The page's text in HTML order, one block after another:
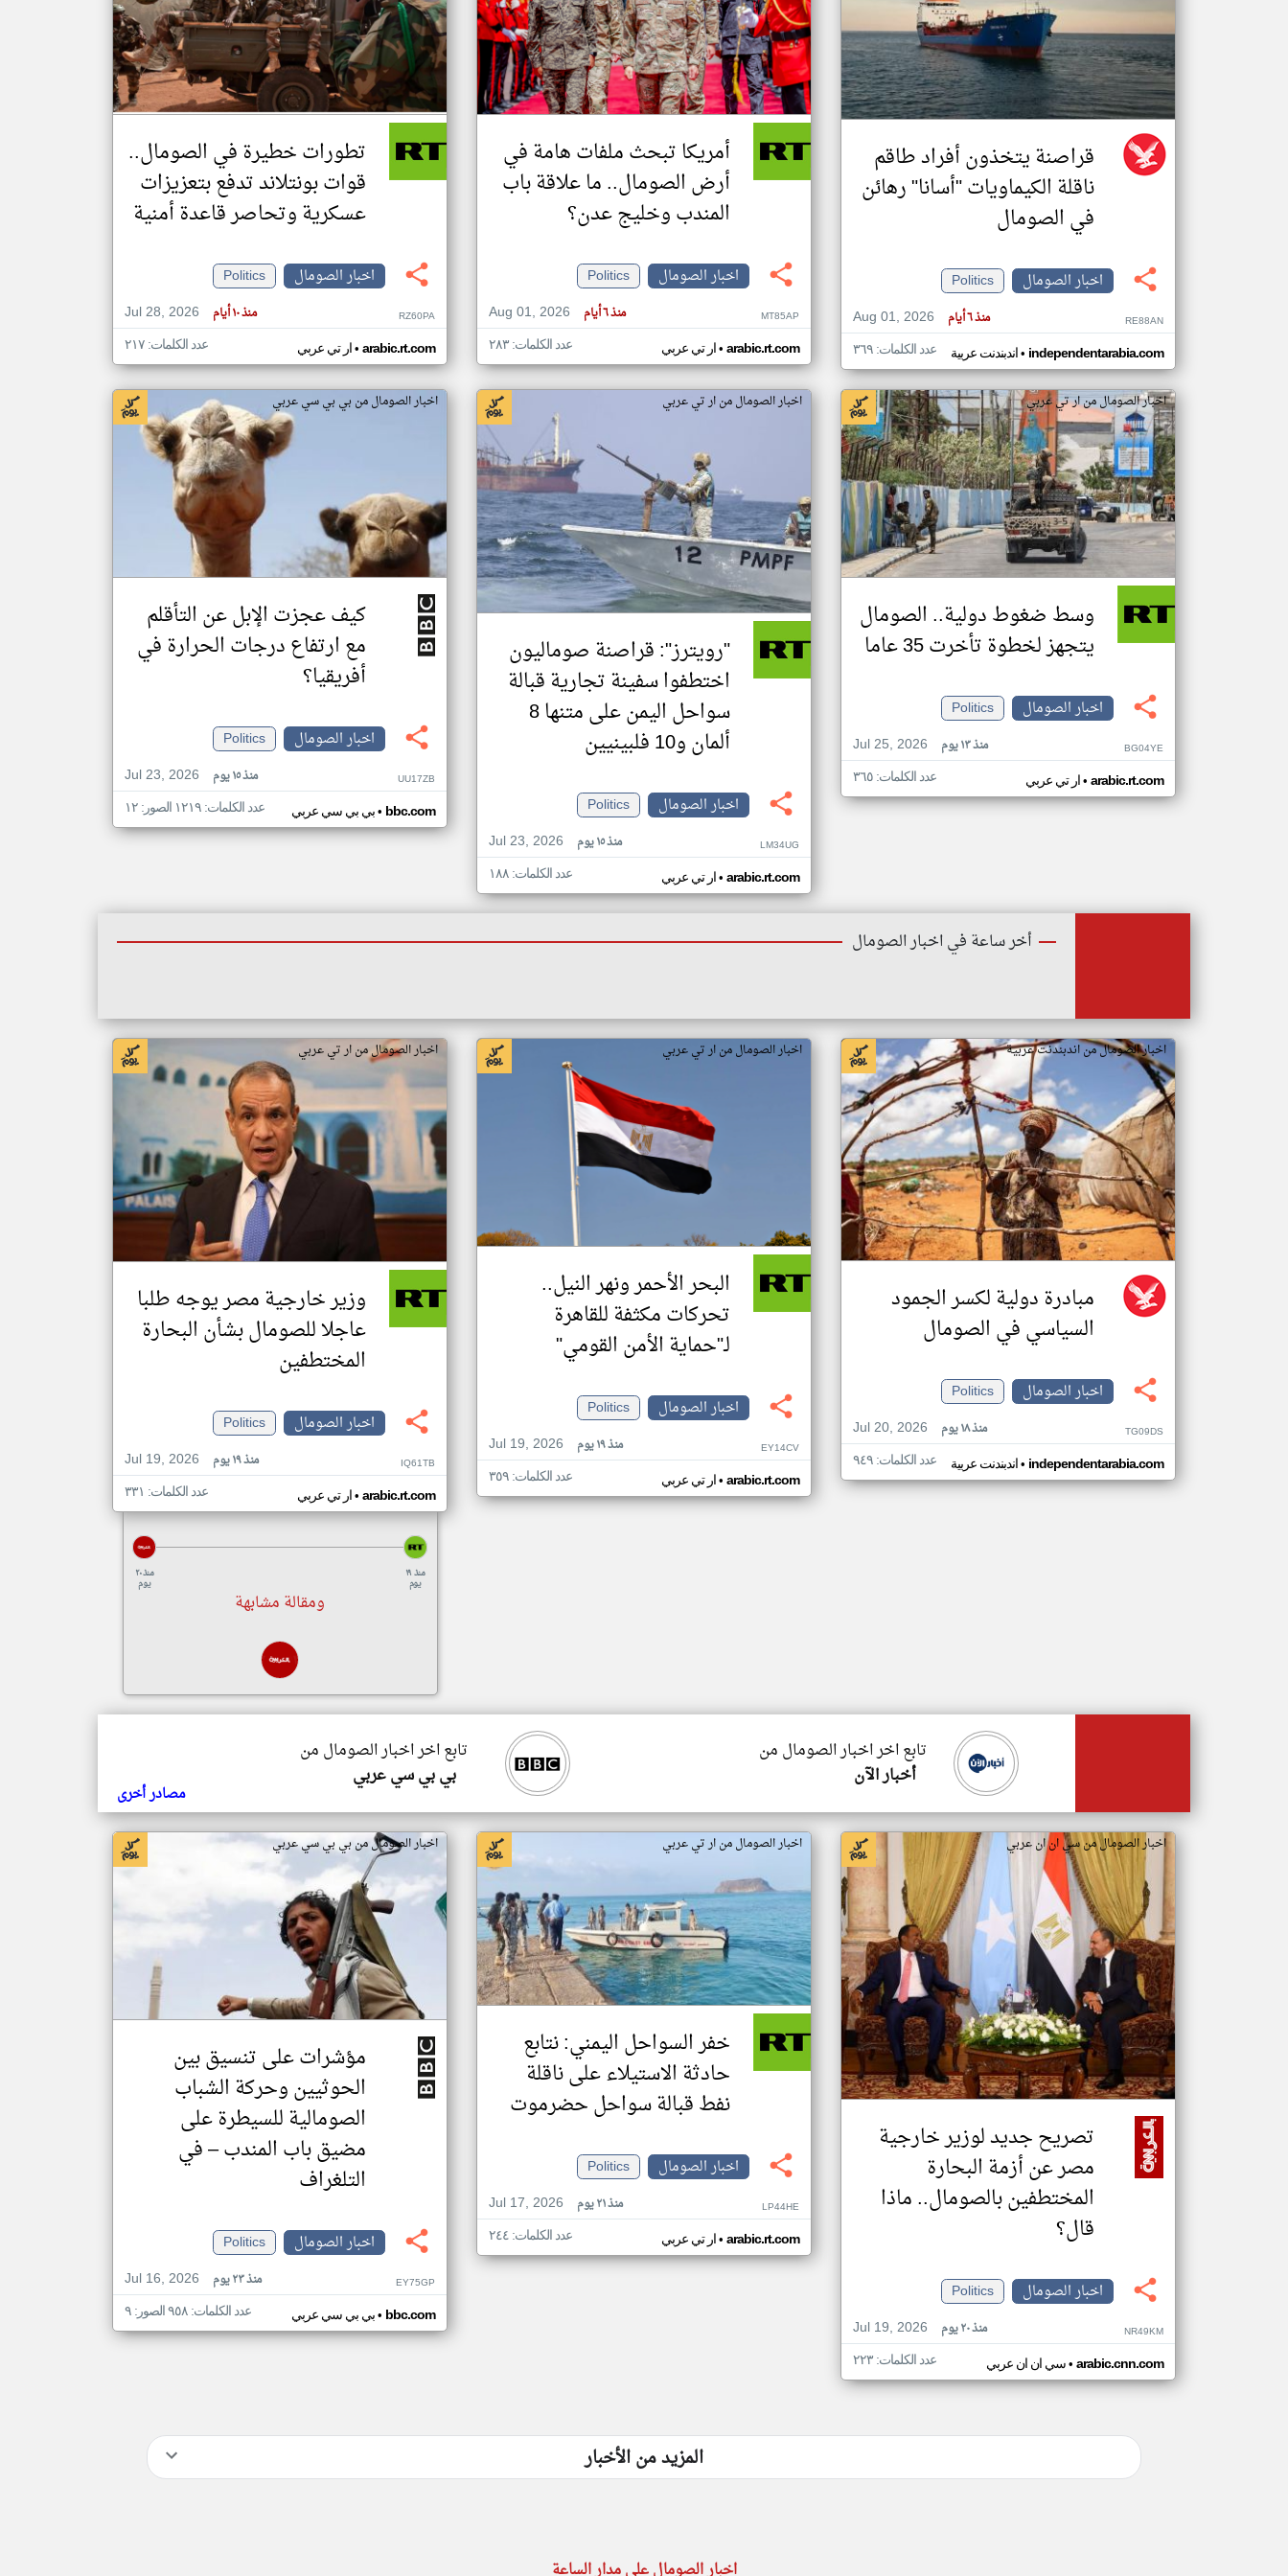
تغيير الدولة
مصادر الأخبار من الصومال
اخبار الصومال على مدار الساعة
أهم اخبار الصومال العاجلة والمباشرة
قراصنة يتخذون أفراد طاقم
ناقلة الكيماويات "أسانا" رهائن
في الصومال
اخبار الصومال
Politics
Aug 01, 2026
منذ ٦ أيام RE88AN
اندبندنت عربية• independentarabia.com عدد الكلمات: ٣٦٩
أمريكا تبحث ملفات هامة في
أرض الصومال.. ما علاقة باب
المندب وخليج عدن؟
اخبار الصومال
Politics
Aug 01, 2026
منذ ٦ أيام MT85AP
ار تي عربي• arabic.rt.com عدد الكلمات: ٢٨٣
تطورات خطيرة في الصومال..
قوات بونتلاند تدفع بتعزيزات
عسكرية وتحاصر قاعدة أمنية
اخبار الصومال
Politics
Jul 28, 2026
منذ ١٠ أيام RZ60PA
ار تي عربي• arabic.rt.com عدد الكلمات: ٢١٧
اخبار الصومال من ار تي عربي
وسط ضغوط دولية.. الصومال
يتجهز لخطوة تأخرت 35 عاما
اخبار الصومال
Politics
Jul 25, 2026
منذ ١٣ يوم BG04YE
ار تي عربي• arabic.rt.com عدد الكلمات: ٣٦٥
اخبار الصومال من ار تي عربي
"رويترز": قراصنة صوماليون
اختطفوا سفينة تجارية قبالة
سواحل اليمن على متنها 8
ألمان و10 فلبينيين
اخبار الصومال
Politics
Jul 23, 2026
منذ ١٥ يوم LM34UG
ار تي عربي• arabic.rt.com عدد الكلمات: ١٨٨
اخبار الصومال من بي بي سي عربي
كيف عجزت الإبل عن التأقلم
مع ارتفاع درجات الحرارة في
أفريقيا؟
اخبار الصومال
Politics
Jul 23, 2026
منذ ١٥ يوم UU17ZB
بي بي سي عربي• bbc.com عدد الكلمات: ١٢١٩ الصور: ١٢
أخر ساعة في اخبار الصومال
اخبار الصومال من اندبندنت عربية
مبادرة دولية لكسر الجمود
السياسي في الصومال
اخبار الصومال
Politics
Jul 20, 2026
منذ ١٨ يوم TG09DS
اندبندنت عربية• independentarabia.com عدد الكلمات: ٩٤٩
اخبار الصومال من ار تي عربي
البحر الأحمر ونهر النيل..
تحركات مكثفة للقاهرة
لـ"حماية الأمن القومي"
اخبار الصومال
Politics
Jul 19, 2026
منذ ١٩ يوم EY14CV
ار تي عربي• arabic.rt.com عدد الكلمات: ٣٥٩
اخبار الصومال من ار تي عربي
وزير خارجية مصر يوجه طلبا
عاجلا للصومال بشأن البحارة
المختطفين
اخبار الصومال
Politics
Jul 19, 2026
منذ ١٩ يوم IQ61TB
ار تي عربي• arabic.rt.com عدد الكلمات: ٣٣١
منذ ٢٠
يوم
منذ ١٩
يوم
ومقالة مشابهة
تابع اخر اخبار الصومال من
بي بي سي عربي
تابع اخر اخبار الصومال من
أخبار الآن
مصادر أخرى
اخبار الصومال من سي ان ان عربي
تصريح جديد لوزير خارجية
مصر عن أزمة البحارة
المختطفين بالصومال.. ماذا
قال؟
اخبار الصومال
Politics
Jul 19, 2026
منذ ٢٠ يوم NR49KM
سي ان ان عربي• arabic.cnn.com عدد الكلمات: ٢٢٣
اخبار الصومال من ار تي عربي
خفر السواحل اليمني: نتابع
حادثة الاستيلاء على ناقلة
نفط قبالة سواحل حضرموت
اخبار الصومال
Politics
Jul 17, 2026
منذ ٢١ يوم LP44HE
ار تي عربي• arabic.rt.com عدد الكلمات: ٢٤٤
اخبار الصومال من بي بي سي عربي
مؤشرات على تنسيق بين
الحوثيين وحركة الشباب
الصومالية للسيطرة على
مضيق باب المندب – في
التلغراف
اخبار الصومال
Politics
Jul 16, 2026
منذ ٢٣ يوم EY75GP
بي بي سي عربي• bbc.com عدد الكلمات: ٩٥٨ الصور: ٩
المزيد من الأخبار
klyoum.com